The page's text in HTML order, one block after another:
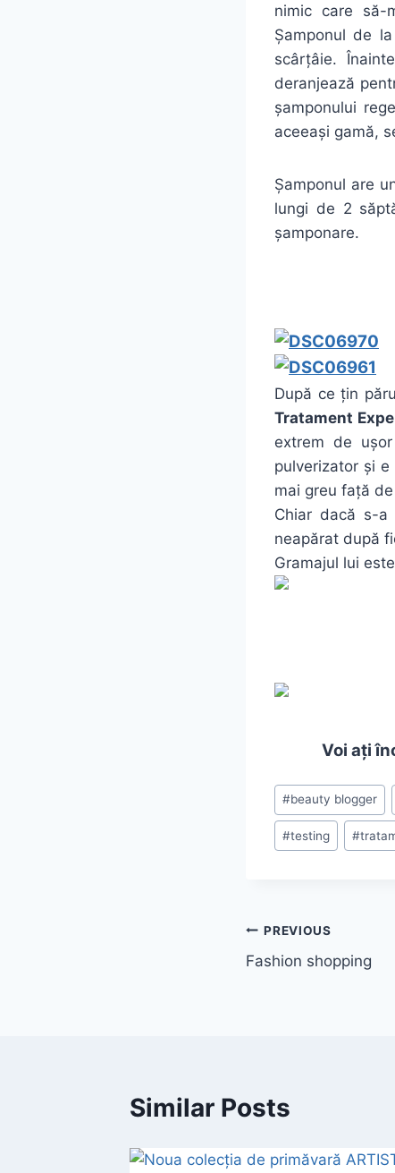
nimic care să-
Șamponul de
scârțâie.
deranjează
șamponului
aceeași gamă,
Șamponul are
lungi de 2
șamponare.
După ce țin
Tratament
extrem de
pulverizator și
mai greu față
Chiar dacă s-a
neapărat după
Gramajul lui
Voi ați
Post
Tags:
#beauty blogger
#testing #
Post
navigation
PREVIOUS
Fashion shopping
Similar Posts